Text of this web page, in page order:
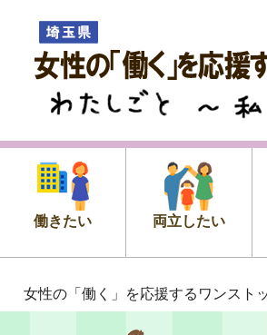
女性の「働く」を
プサイト
わたしごと ～私
働きたい 両立したい
女性の「働く」を応援するワンスト